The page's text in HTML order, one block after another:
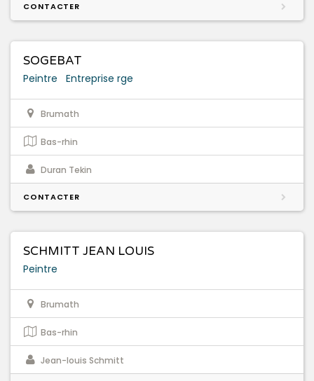
CONTACTER
SOGEBAT
Peintre Entreprise rge
Brumath
Bas-rhin
Duran Tekin
CONTACTER
SCHMITT JEAN LOUIS
Peintre
Brumath
Bas-rhin
Jean-louis Schmitt